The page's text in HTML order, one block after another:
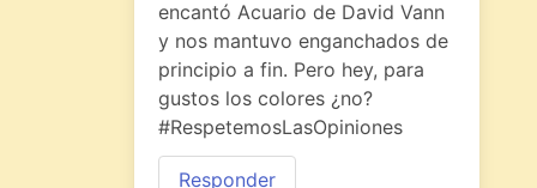
encantó Acuario de David Vann
y nos mantuvo enganchados de
principio a fin. Pero hey, para
gustos los colores ¿no?
#RespetemosLasOpiniones
Responder